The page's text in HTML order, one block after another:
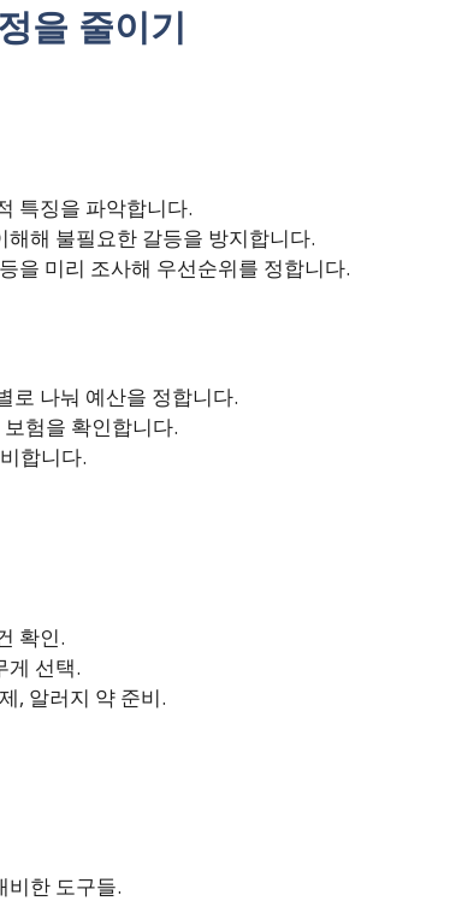
을 줄이기
특징을 파악합니다.
해해 불필요한 갈등을 방지합니다.
을 미리 조사해 우선순위를 정합니다.
로 나눠 예산을 정합니다.
험을 확인합니다.
합니다.
확인.
게 선택.
, 알러지 약 준비.
비한 도구들.